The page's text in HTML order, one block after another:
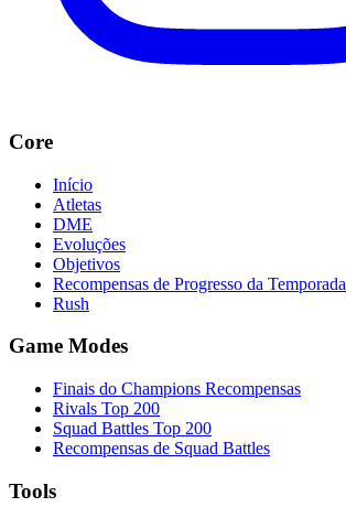
Core
Início
Atletas
DME
Evoluções
Objetivos
Recompensas de Progresso da Temporada
Rush
Game Modes
Finais do Champions Recompensas
Rivals Top 200
Squad Battles Top 200
Recompensas de Squad Battles
Tools